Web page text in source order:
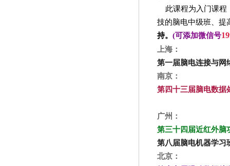
此课程为入门课
技的脑电中级班、提
持。 (可添加微信号
上海：
第一届脑电连接与网
南京：
第四十三届脑电数据
广州：
第三十四届近红外脑
第八届脑电机器学习
北京：